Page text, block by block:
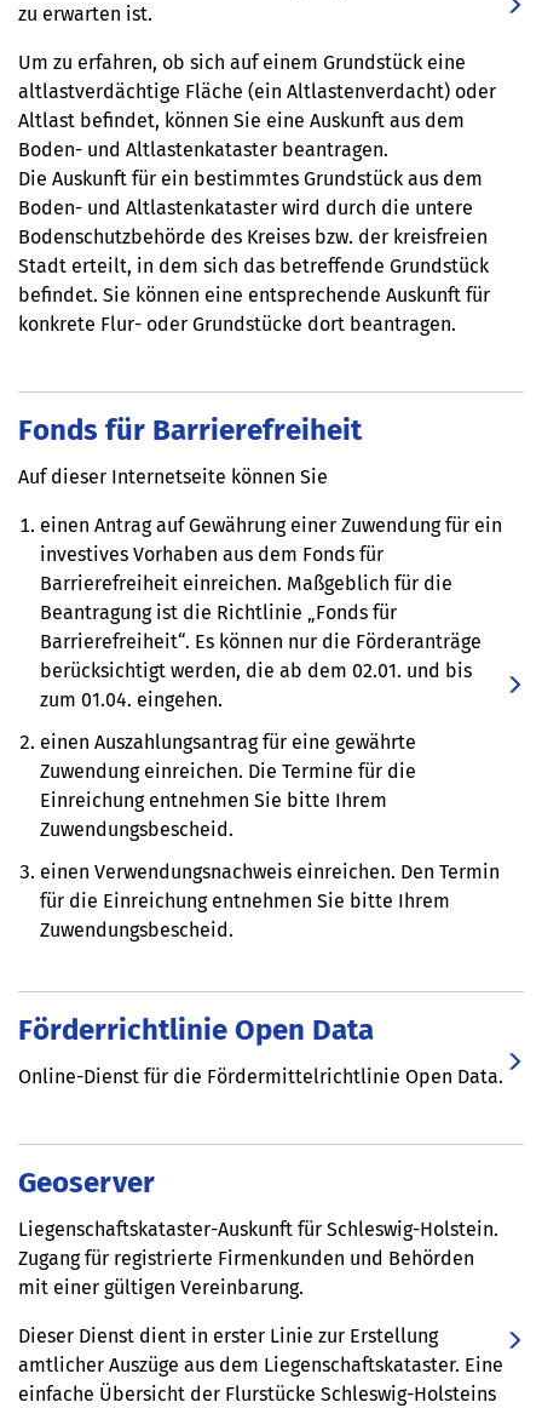
zu erwarten ist.
Um zu erfahren, ob sich auf einem Grundstück eine
altlastverdächtige Fläche (ein Altlastenverdacht) oder
Altlast befindet, können Sie eine Auskunft aus dem
Boden- und Altlastenkataster beantragen.
Die Auskunft für ein bestimmtes Grundstück aus dem
Boden- und Altlastenkataster wird durch die untere
Bodenschutzbehörde des Kreises bzw. der kreisfreien
Stadt erteilt, in dem sich das betreffende Grundstück
befindet. Sie können eine entsprechende Auskunft für
konkrete Flur- oder Grundstücke dort beantragen.
Fonds für Barrierefreiheit
Auf dieser Internetseite können Sie
einen Antrag auf Gewährung einer Zuwendung für ein
investives Vorhaben aus dem Fonds für
Barrierefreiheit einreichen. Maßgeblich für die
Beantragung ist die Richtlinie „Fonds für
Barrierefreiheit“. Es können nur die Förderanträge
berücksichtigt werden, die ab dem 02.01. und bis
zum 01.04. eingehen.
einen Auszahlungsantrag für eine gewährte
Zuwendung einreichen. Die Termine für die
Einreichung entnehmen Sie bitte Ihrem
Zuwendungsbescheid.
einen Verwendungsnachweis einreichen. Den Termin
für die Einreichung entnehmen Sie bitte Ihrem
Zuwendungsbescheid.
Förderrichtlinie Open Data
Online-Dienst für die Fördermittelrichtlinie Open Data.
Geoserver
Liegenschaftskataster-Auskunft für Schleswig-Holstein.
Zugang für registrierte Firmenkunden und Behörden
mit einer gültigen Vereinbarung.
Dieser Dienst dient in erster Linie zur Erstellung
amtlicher Auszüge aus dem Liegenschaftskataster. Eine
einfache Übersicht der Flurstücke Schleswig-Holsteins